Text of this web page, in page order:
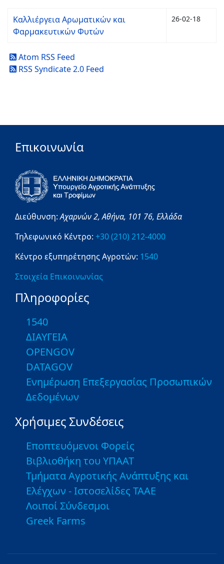
Καλλιέργεια Αρωματικών και
Φαρμακευτικών Φυτών
26-02-18
Atom RSS Feed
RSS Syndicate 2.0 Feed
Επικοινωνία
Διεύθυνση:Αχαρνών 2,Αθήνα, 101 76, Ελλάδα
Τηλεφωνικό Κέντρο: +30 (210) 212-4000
Κέντρο εξυπηρέτησης Αγροτών: 1540
Στοιχεία Επικοινωνίας
Πληροφορίες
1540
ΔΙΑΥΓΕΙΑ
OPENGOV
DATAGOV
Ενημέρωση Επεξεργασίας Προσωπικών
Δεδομένων
Χρήσιμες Συνδέσεις
Εποπτευόμενοι Φορείς
Βιβλιοθήκη του ΥΠΑΑΤ
Τμήματα Αγροτικής Ανάπτυξης και
Ελέγχων - Ιστοσελίδες ΤΑΑΕ
Λοιποί Σύνδεσμοι
Greek Farms